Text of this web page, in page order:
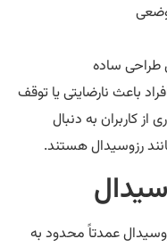
ساده
نارضایتی یا توقف
به دنبال
رزوسیدال هستند.
عمدتاً محدود به